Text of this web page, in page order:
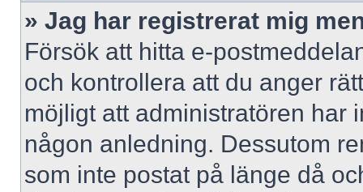
» Jag har registrerat mig
Försök att hitta e-
och kontrollera att du anger
möjligt att administratören har
någon anledning. Dessutom
som inte postat på länge då